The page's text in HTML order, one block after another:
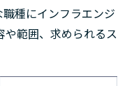
種にインフラエンジ
や範囲、求められるス